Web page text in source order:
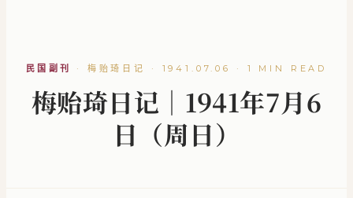
民国副刊 · 梅贻琦日记 · 1941.07.06 · 1 MIN READ
梅贻琦日记｜1941年7月6
日（周日）